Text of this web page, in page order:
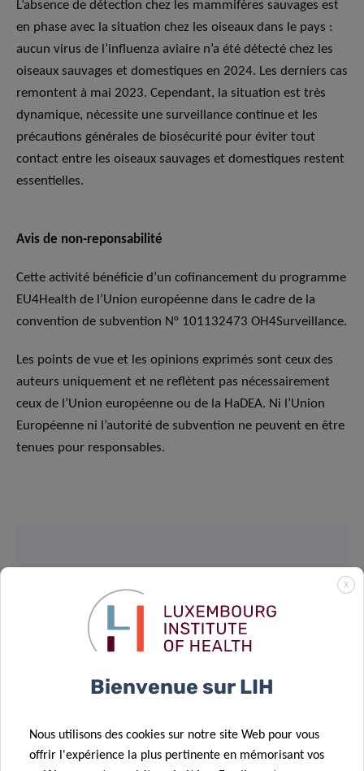
L’absence de détection chez les mammifères sauvages est
en phase avec la situation chez les oiseaux dans le pays :
aucun virus de l’influenza aviaire n’a été détecté chez les
oiseaux sauvages et domestiques en 2024. Les derniers cas
remontent à mai 2023. Cependant, la situation est très
dynamique, nécessite une surveillance continue et les
précautions générales de biosécurité pour éviter tout
contact entre les oiseaux sauvages et domestiques restent
essentielles.
Avis de non-reponsabilité
Cette activité bénéficie d’un cofinancement du programme
EU4Health de l’Union européenne dans le cadre de la
convention de subvention N° 101132473 OH4Surveillance.
Les points de vue et les opinions exprimés sont ceux des
auteurs uniquement et ne reflètent pas nécessairement
ceux de l’Union européenne ou de la HaDEA. Ni l’Union
Européenne ni l’autorité de subvention ne peuvent en être
tenues pour responsables.
SCIENTIFIC CONTACT
JUDITH
HÜBSCHEN
Virology
Department of Infection and Immunity
Contact
X
Bienvenue sur LIH
Nous utilisons des cookies sur notre site Web pour vous
offrir l'expérience la plus pertinente en mémorisant vos